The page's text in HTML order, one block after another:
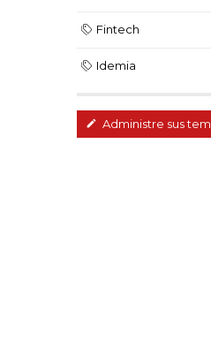
Fintech
Idemia
Administre sus